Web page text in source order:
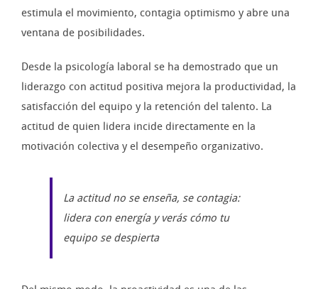
estimula el movimiento, contagia optimismo y abre una
ventana de posibilidades.
Desde la psicología laboral se ha demostrado que un
liderazgo con actitud positiva mejora la productividad, la
satisfacción del equipo y la retención del talento. La
actitud de quien lidera incide directamente en la
motivación colectiva y el desempeño organizativo.
La actitud no se enseña, se contagia:
lidera con energía y verás cómo tu
equipo se despierta